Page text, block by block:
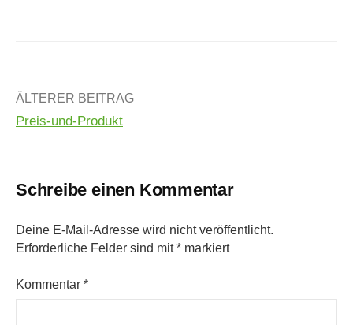
Beitrags-
ÄLTERER BEITRAG
Preis-und-Produkt
Schreibe einen Kommentar
Deine E-Mail-Adresse wird nicht veröffentlicht.
Erforderliche Felder sind mit* markiert
Kommentar *